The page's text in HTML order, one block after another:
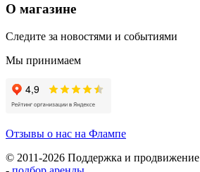
О магазине
Следите за новостями и событиями
Мы принимаем
Отзывы о нас на Флампе
© 2011-2026 Поддержка и продвижение